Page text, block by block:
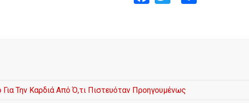
Την Καρδιά Από Ό,τι Πιστευόταν Προηγουμένως